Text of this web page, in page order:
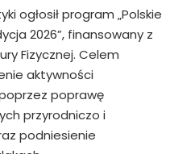
ogłosił program „Polskie
2026”, finansowany z
Fizycznej. Celem
aktywności
poprawę
przyrodniczo i
podniesienie